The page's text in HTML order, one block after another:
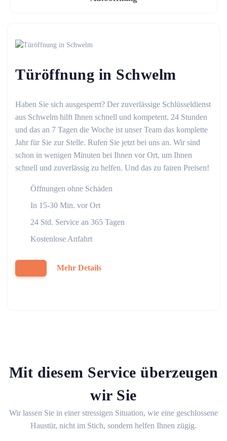
Türöffnung in Schwelm
Haben Sie sich ausgesperrt? Der zuverlässige Schlüsseldienst
aus Schwelm hilft Ihnen schnell und kompetent. 24 Stunden
und das an 7 Tagen die Woche ist unser Team das komplette
Jahr für Sie zur Stelle. Rufen Sie jetzt bei uns an. Wir sind
schon in wenigen Minuten bei Ihnen vor Ort, um Ihnen
schnell und zuverlässig zu helfen. Und das zu fairen Preisen!
Öffnungen ohne Schäden
In 15-30 Min. vor Ort
24 Std. Service an 365 Tagen
Kostenlose Anfahrt
Mehr Details
Mit diesem Service überzeugen
wir Sie
Wir lassen Sie in einer stressigen Situation, wie eine geschlossene
Haustür, nicht im Stich, sondern helfen Ihnen zügig.